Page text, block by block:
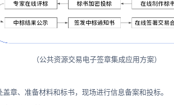
（公共资源交易电子签章集成应用方案）
章、准备材料和标书，现场进行信息备案和投标。